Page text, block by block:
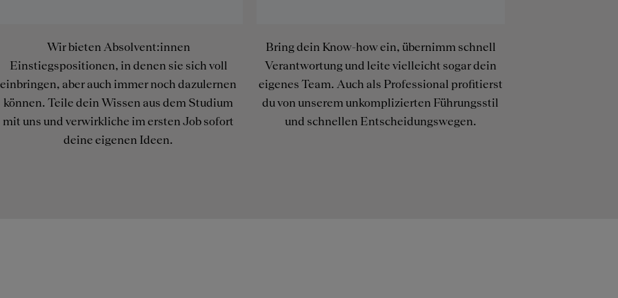
Wir bieten Absolvent:innen
Einstiegspositionen, in denen sie sich voll
einbringen, aber auch immer noch dazulernen
können. Teile dein Wissen aus dem Studium
mit uns und verwirkliche im ersten Job sofort
deine eigenen Ideen.
Bring dein Know-how ein, übernimm schnell
Verantwortung und leite vielleicht sogar dein
eigenes Team. Auch als Professional profitierst
du von unserem unkomplizierten Führungsstil
und schnellen Entscheidungswegen.